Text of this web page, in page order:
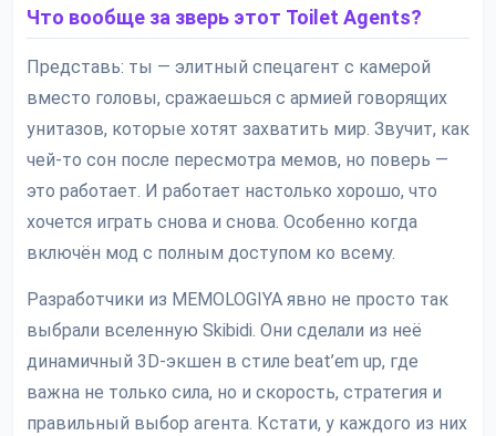
Что вообще за зверь этот Toilet Agents?
Представь: ты — элитный спецагент с камерой
вместо головы, сражаешься с армией говорящих
унитазов, которые хотят захватить мир. Звучит, как
чей-то сон после пересмотра мемов, но поверь —
это работает. И работает настолько хорошо, что
хочется играть снова и снова. Особенно когда
включён мод с полным доступом ко всему.
Разработчики из MEMOLOGIYA явно не просто так
выбрали вселенную Skibidi. Они сделали из неё
динамичный 3D-экшен в стиле beat’em up, где
важна не только сила, но и скорость, стратегия и
правильный выбор агента. Кстати, у каждого из них